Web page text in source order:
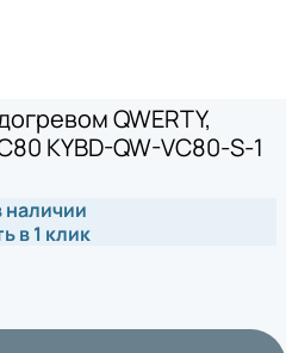
QWERTY,
KYBD-QW-VC80-S-1
наличии
в 1 клик